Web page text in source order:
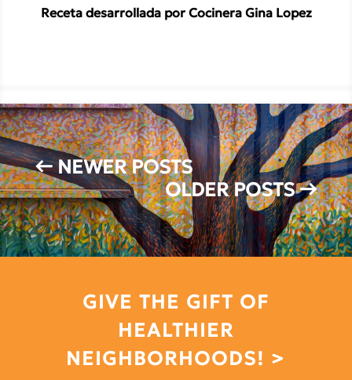
Receta desarrollada por Cocinera Gina Lopez
←NEWER POSTS
OLDER POSTS→
GIVE THE GIFT OF
HEALTHIER
NEIGHBORHOODS! >